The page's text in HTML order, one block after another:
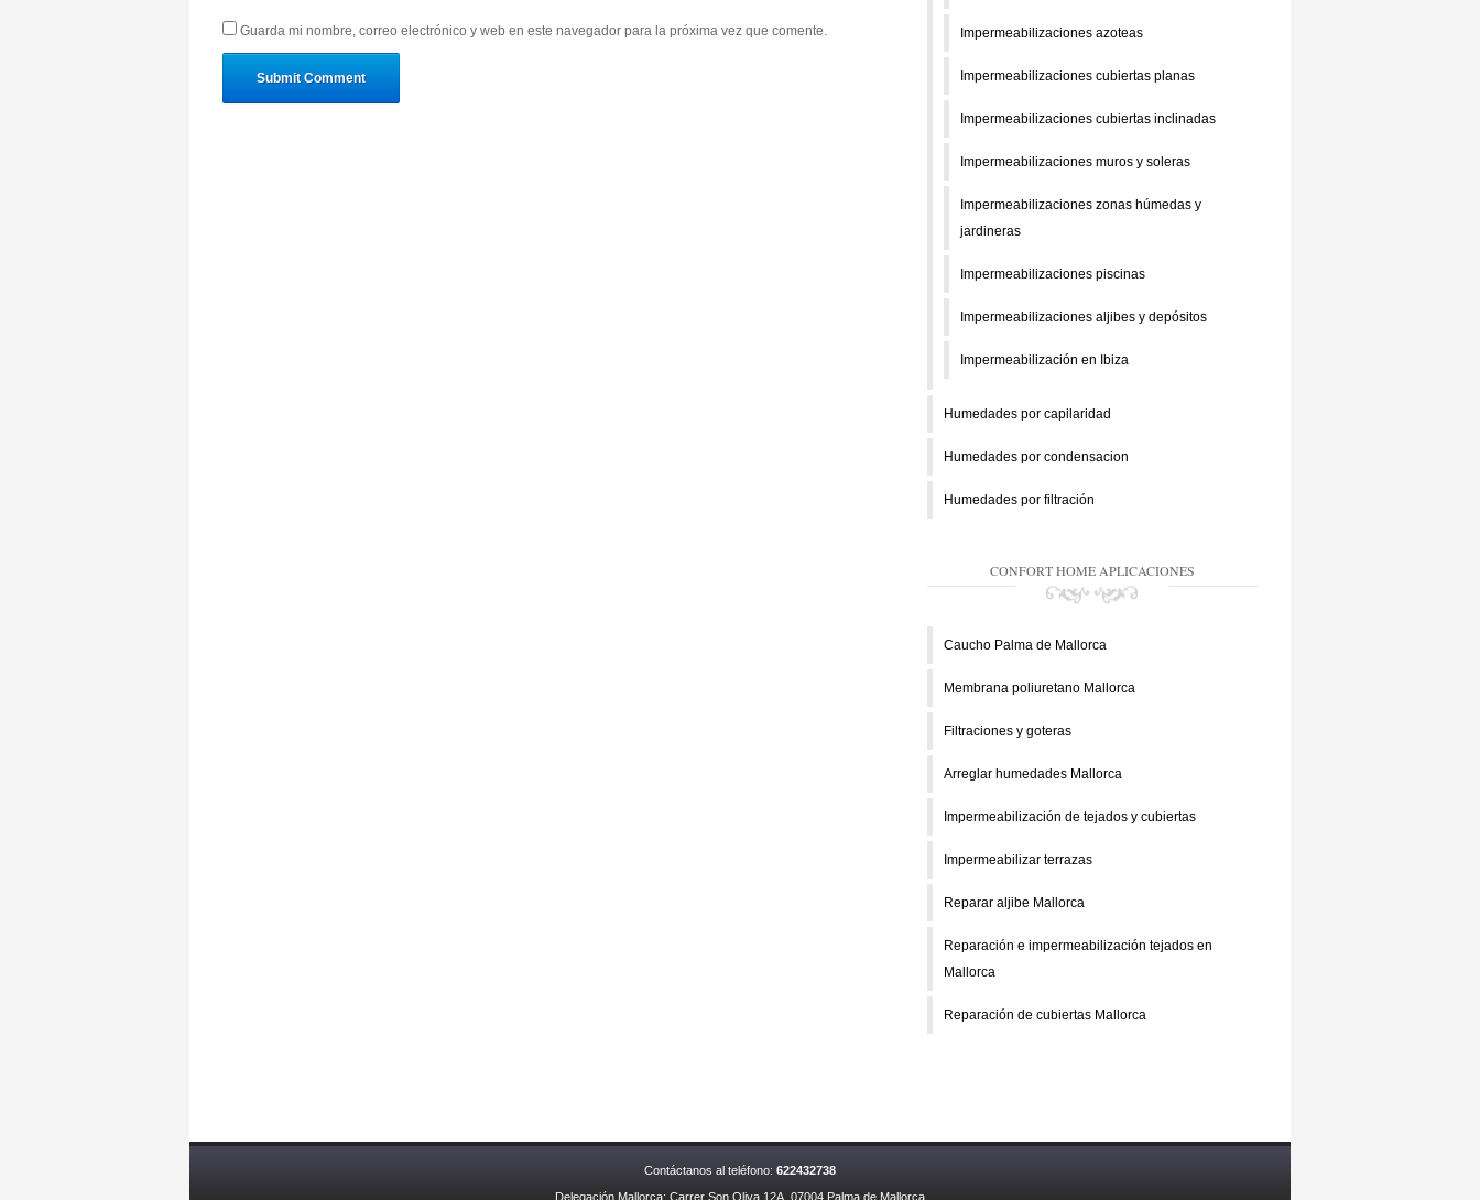
Guarda mi nombre, correo electrónico y web en este navegador para la próxima vez que comente. Impermeabilizaciones azoteas
Impermeabilizaciones cubiertas planas
Impermeabilizaciones cubiertas inclinadas
Impermeabilizaciones muros y soleras
Impermeabilizaciones zonas húmedas y
jardineras
Impermeabilizaciones piscinas
Impermeabilizaciones aljibes y depósitos
Impermeabilización en Ibiza
Humedades por capilaridad
Humedades por condensacion
Humedades por filtración
CONFORT HOME APLICACIONES
Caucho Palma de Mallorca
Membrana poliuretano Mallorca
Filtraciones y goteras
Arreglar humedades Mallorca
Impermeabilización de tejados y cubiertas
Impermeabilizar terrazas
Reparar aljibe Mallorca
Reparación e impermeabilización tejados en
Mallorca
Reparación de cubiertas Mallorca
Contáctanos al teléfono: 622432738
Delegación Mallorca: Carrer Son Oliva,12A. 07004 Palma de Mallorca